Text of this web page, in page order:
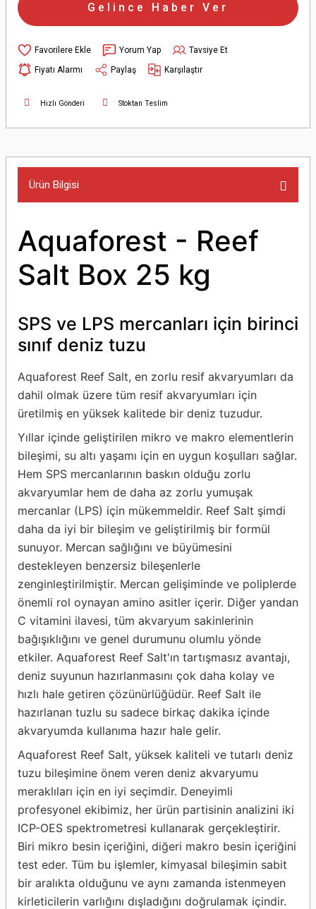
Gelince Haber Ver
Yorum Yap
Tavsiye Et
Fiyatı Alarmı
Paylaş Karşılaştır
Hızlı Gönderi Stoktan Teslim
Ürün Bilgisi
Aquaforest - Reef
Salt Box 25 kg
SPS ve LPS mercanları için birinci
sınıf deniz tuzu
Aquaforest Reef Salt, en zorlu resif akvaryumları da
dahil olmak üzere tüm resif akvaryumları için
üretilmiş en yüksek kalitede bir deniz tuzudur.
Yıllar içinde geliştirilen mikro ve makro elementlerin
bileşimi, su altı yaşamı için en uygun koşulları sağlar.
Hem SPS mercanlarının baskın olduğu zorlu
akvaryumlar hem de daha az zorlu yumuşak
mercanlar (LPS) için mükemmeldir. Reef Salt şimdi
daha da iyi bir bileşim ve geliştirilmiş bir formül
sunuyor. Mercan sağlığını ve büyümesini
destekleyen benzersiz bileşenlerle
zenginleştirilmiştir. Mercan gelişiminde ve poliplerde
önemli rol oynayan amino asitler içerir. Diğer yandan
C vitamini ilavesi, tüm akvaryum sakinlerinin
bağışıklığını ve genel durumunu olumlu yönde
etkiler. Aquaforest Reef Salt'ın tartışmasız avantajı,
deniz suyunun hazırlanmasını çok daha kolay ve
hızlı hale getiren çözünürlüğüdür. Reef Salt ile
hazırlanan tuzlu su sadece birkaç dakika içinde
akvaryumda kullanıma hazır hale gelir.
Aquaforest Reef Salt, yüksek kaliteli ve tutarlı deniz
tuzu bileşimine önem veren deniz akvaryumu
meraklıları için en iyi seçimdir. Deneyimli
profesyonel ekibimiz, her ürün partisinin analizini iki
ICP-OES spektrometresi kullanarak gerçekleştirir.
Biri mikro besin içeriğini, diğeri makro besin içeriğini
test eder. Tüm bu işlemler, kimyasal bileşimin sabit
bir aralıkta olduğunu ve aynı zamanda istenmeyen
kirleticilerin varlığını dışladığını doğrulamak içindir.